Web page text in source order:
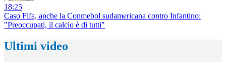
18:25
Caso Fifa, anche la Conmebol sudamericana contro Infantino:
"Preoccupati, il calcio è di tutti"
Ultimi video